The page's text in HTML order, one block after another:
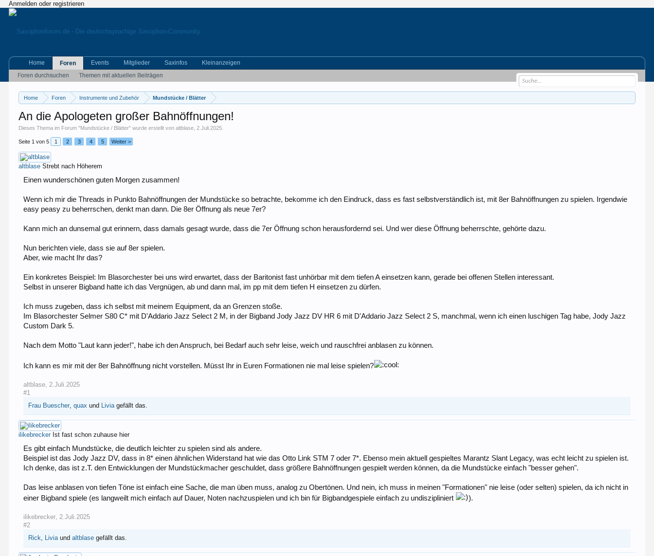
Anmelden oder registrieren
Home Foren Instrumente und Zubehör Mundstücke / Blätter
An die Apologeten großer Bahnöffnungen!
Dieses Thema im Forum "Mundstücke / Blätter" wurde erstellt vonaltblase ,2.Juli.2025
Seite 1 von 5 1 2 3 4 5 Weiter >
altblase Strebt nach Höherem
Einen wunderschönen guten Morgen zusammen!
Wenn ich mir die Threads in Punkto Bahnöffnungen der Mundstücke so betrachte, bekomme ich den Eindruck, dass es fast selbstverständlich ist, mit 8er Bahnöffnungen zu spielen. Irgendwie
easy peasy zu beherrschen, denkt man dann. Die 8er Öffnung als neue 7er?
Kann mich an dunsemal gut erinnern, dass damals gesagt wurde, dass die 7er Öffnung schon herausfordernd sei. Und wer diese Öffnung beherrschte, gehörte dazu.
Nun berichten viele, dass sie auf 8er spielen.
Aber, wie macht Ihr das?
Ein konkretes Beispiel: Im Blasorchester bei uns wird erwartet, dass der Baritonist fast unhörbar mit dem tiefen A einsetzen kann, gerade bei offenen Stellen interessant.
Selbst in unserer Bigband hatte ich das Vergnügen, ab und dann mal, im pp mit dem tiefen H einsetzen zu dürfen.
Ich muss zugeben, dass ich selbst mit meinem Equipment, da an Grenzen stoße.
Im Blasorchester Selmer S80 C* mit D'Addario Jazz Select 2 M, in der Bigband Jody Jazz DV HR 6 mit D'Addario Jazz Select 2 S, manchmal, wenn ich einen luschigen Tag habe, Jody Jazz
Custom Dark 5.
Nach dem Motto "Laut kann jeder!", habe ich den Anspruch, bei Bedarf auch sehr leise, weich und rauschfrei anblasen zu können.
Ich kann es mir mit der 8er Bahnöffnung nicht vorstellen. Müsst Ihr in Euren Formationen nie mal leise spielen?
altblase, 2.Juli.2025
#1
Frau Buescher,quax und Liviagefällt das.
ilikebrecker Ist fast schon zuhause hier
Es gibt einfach Mundstücke, die deutlich leichter zu spielen sind als andere.
Beispiel ist das Jody Jazz DV, dass in 8* einen ähnlichen Widerstand hat wie das Otto Link STM 7 oder 7*. Ebenso mein aktuell gespieltes Marantz Slant Legacy, was echt leicht zu spielen ist.
Ich denke, das ist z.T. den Entwicklungen der Mundstückmacher geschuldet, dass größere Bahnöffnungen gespielt werden können, da die Mundstücke einfach "besser gehen".
Das leise anblasen von tiefen Töne ist einfach eine Sache, die man üben muss, analog zu Obertönen. Und nein, ich muss in meinen "Formationen" nie leise (oder selten) spielen, da ich nicht in
einer Bigband spiele (es langweilt mich einfach auf Dauer, Noten nachzuspielen und ich bin für Bigbandgespiele einfach zu undiszipliniert
).
ilikebrecker, 2.Juli.2025
#2
Rick, Liviaundaltblase gefällt das.
Home
Foren
Foren durchsuchen
Themen mit aktuellen Beiträgen
Events Mitglieder Saxinfos Kleinanzeigen